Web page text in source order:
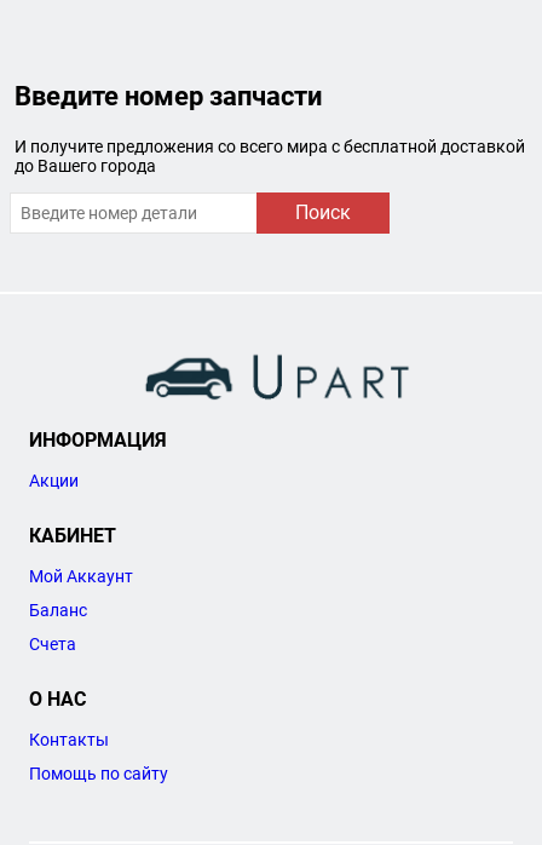
Введите номер запчасти
И получите предложения со всего мира с бесплатной доставкой
до Вашего города
Поиск
ИНФОРМАЦИЯ
Акции
КАБИНЕТ
Мой Аккаунт
Баланс
Счета
О НАС
Контакты
Помощь по сайту